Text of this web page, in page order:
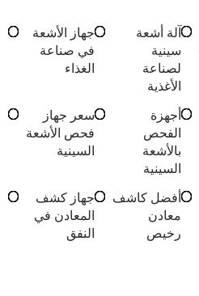
آلة أشعة
سينية
لصناعة
الأغذية
جهاز الأشعة
في صناعة
الغذاء
أجهزة
الفحص
بالأشعة
السينية
سعر جهاز
فحص الأشعة
السينية
أفضل كاشف
معادن
رخيص
جهاز كشف
المعادن في
النفق